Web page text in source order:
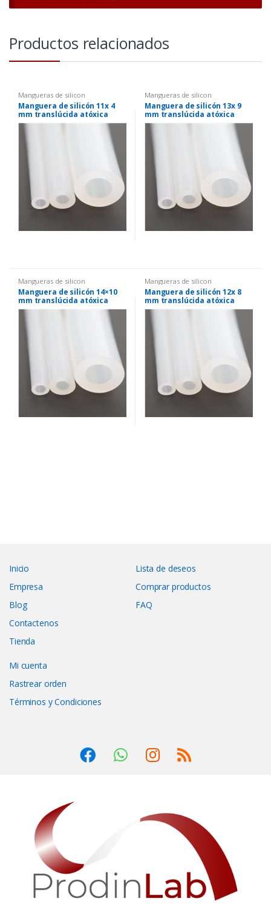
Productos relacionados
Mangueras de silicon
Manguera de silicón 11x 4
mm translúcida atóxica
Mangueras de silicon
Manguera de silicón 13x 9
mm translúcida atóxica
Mangueras de silicon
Manguera de silicón 14×10
mm translúcida atóxica
Mangueras de silicon
Manguera de silicón 12x 8
mm translúcida atóxica
Inicio
Empresa
Blog
Contactenos
Tienda
Lista de deseos
Comprar productos
FAQ
Mi cuenta
Rastrear orden
Términos y Condiciones